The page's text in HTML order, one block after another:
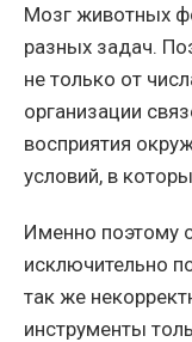
Мозг животных
разных задач.
не только от
организации
восприятия
условий, в
Именно поэтому
исключительно
так же
инструменты